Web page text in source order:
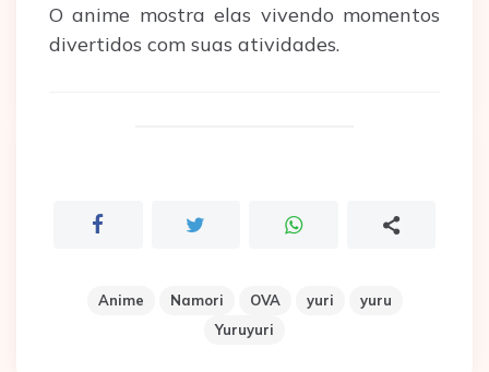
O anime mostra elas vivendo momentos
divertidos com suas atividades.
Anime Namori OVA yuri
yuru
Yuruyuri